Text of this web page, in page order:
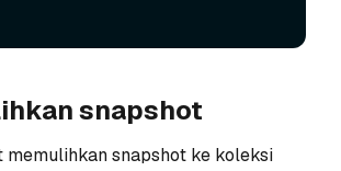
snapshot
memulihkan snapshot ke koleksi